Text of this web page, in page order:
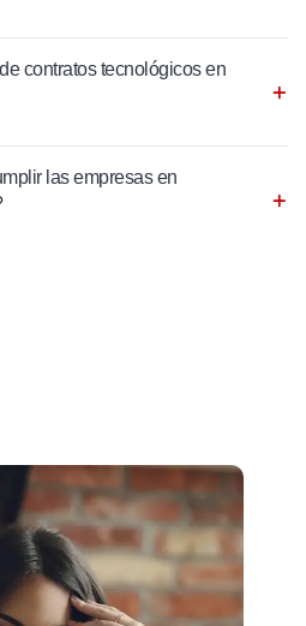
contratos tecnológicos en
las empresas en